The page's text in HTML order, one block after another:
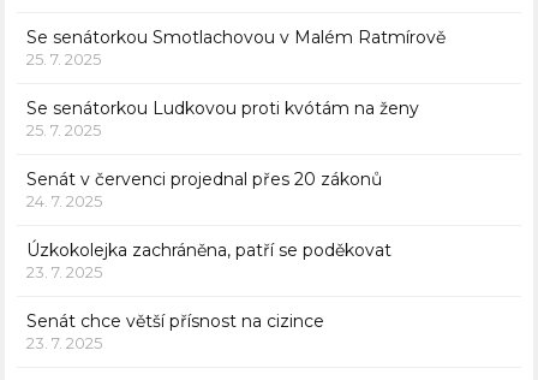
Se senátorkou Smotlachovou v Malém Ratmírově
25. 7. 2025
Se senátorkou Ludkovou proti kvótám na ženy
25. 7. 2025
Senát v červenci projednal přes 20 zákonů
24. 7. 2025
Úzkokolejka zachráněna, patří se poděkovat
23. 7. 2025
Senát chce větší přísnost na cizince
23. 7. 2025